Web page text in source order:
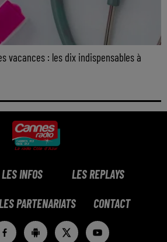
vacances : les dix indispensables à
LES INFOS LES REPLAYS
PARTENARIATS CONTACT